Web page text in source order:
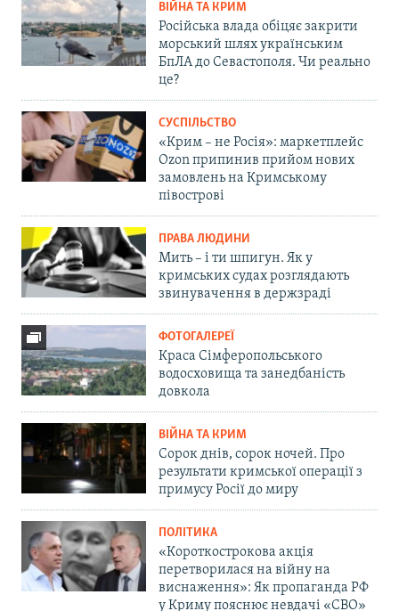
ВІЙНА ТА КРИМ
Російська влада обіцяє закрити
морський шлях українським
БпЛА до Севастополя. Чи реально
це?
СУСПІЛЬСТВО
«Крим – не Росія»: маркетплейс
Ozon припинив прийом нових
замовлень на Кримському
півострові
ПРАВА ЛЮДИНИ
Мить – і ти шпигун. Як у
кримських судах розглядають
звинувачення в держзраді
ФОТОГАЛЕРЕЇ
Краса Сімферопольського
водосховища та занедбаність
довкола
ВІЙНА ТА КРИМ
Сорок днів, сорок ночей. Про
результати кримської операції з
примусу Росії до миру
ПОЛІТИКА
«Короткострокова акція
перетворилася на війну на
виснаження»: Як пропаганда РФ
у Криму пояснює невдачі «СВО»